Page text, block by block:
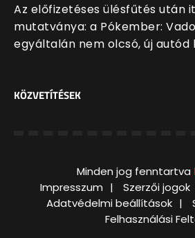
Az előfizetéses ülésfűtés után
mutatványa: a Pókember:
egyáltalán nem olcsó, új autód
KÖZVETÍTÉSEK
Minden jog fenntartva
Impresszum
Szerzői jogok
Adatvédelmi beállítások
Felhasználási